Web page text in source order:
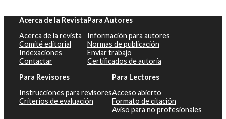
Acerca de la Revista
Acerca de la revista
Comité editorial
Indexaciones
Contactar
Para Autores
Información para autores
Normas de publicación
Enviar trabajo
Certificados de autoría
Para Revisores
Instrucciones para revisores
Criterios de evaluación
Para Lectores
Acceso abierto
Formato de citación
Aviso para no profesionales